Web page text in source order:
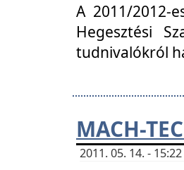
A 2011/2012-
Hegesztési
tudnivalókról
MACH-
2011. 05. 14. -